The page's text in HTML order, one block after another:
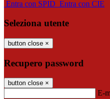
Entra con SPID Entra con CIE
Seleziona utente
button close ×
Recupero password
button close ×
E-